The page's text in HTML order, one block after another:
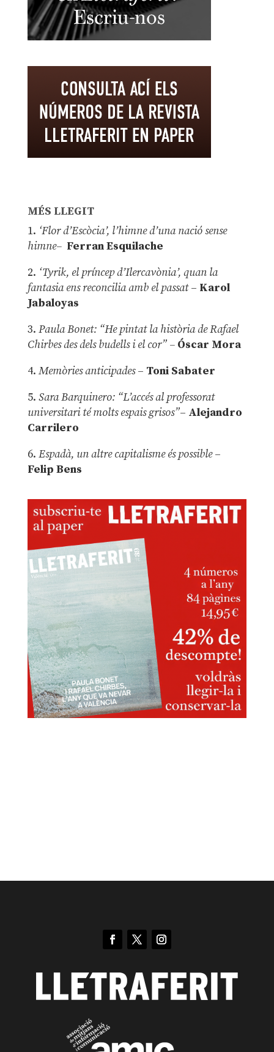
MÉS LLEGIT
1. ‘Flor d’Escòcia’, l’himne d’una nació sense
himne– Ferran Esquilache
2. ‘Tyrik, el príncep d’Ilercavònia’, quan la
fantasia ens reconcilia amb el passat– Karol
Jabaloyas
3. Paula Bonet: “He pintat la història de Rafael
Chirbes des dels budells i el cor” –Óscar Mora
4. Memòries anticipades– Toni Sabater
5. Sara Barquinero: “L’accés al professorat
universitari té molts espais grisos”– Alejandro
Carrilero
6. Espadà, un altre capitalisme és possible –
Felip Bens